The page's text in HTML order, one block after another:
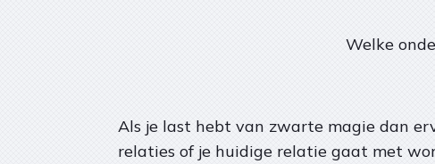
Welke
Als je last hebt van zwarte magie dan
relaties of je huidige relatie gaat met